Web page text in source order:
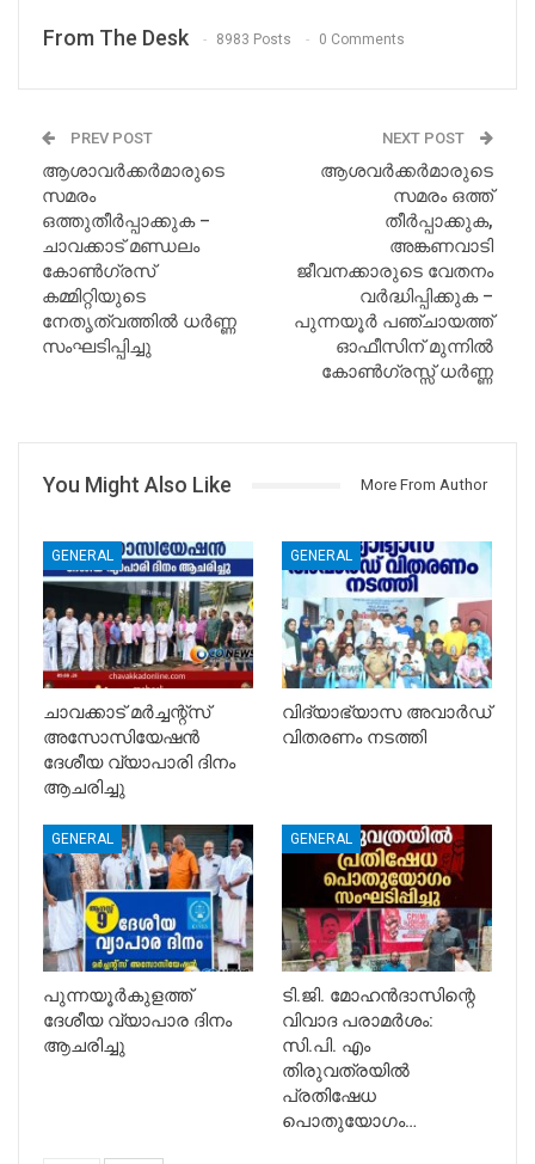
From The Desk 8983 Posts 0 Comments
PREV POST
ആശാവർക്കർമാരുടെ
സമരം
ഒത്തുതീർപ്പാക്കുക –
ചാവക്കാട് മണ്ഡലം
കോൺഗ്രസ്
കമ്മിറ്റിയുടെ
നേതൃത്വത്തിൽ ധർണ്ണ
സംഘടിപ്പിച്ചു
NEXT POST
ആശവർക്കർമാരുടെ
സമരം ഒത്ത്
തീർപ്പാക്കുക,
അങ്കണവാടി
ജീവനക്കാരുടെ വേതനം
വർദ്ധിപ്പിക്കുക –
പുന്നയൂർ പഞ്ചായത്ത്
ഓഫീസിന് മുന്നിൽ
കോൺഗ്രസ്സ് ധർണ്ണ
You Might Also Like More From Author
GENERAL
ചാവക്കാട് മർച്ചന്റ്സ്
അസോസിയേഷൻ
ദേശീയ വ്യാപാരി ദിനം
ആചരിച്ചു
GENERAL
വിദ്യാഭ്യാസ അവാർഡ്
വിതരണം നടത്തി
GENERAL
പുന്നയൂർകുളത്ത്
ദേശീയ വ്യാപാര ദിനം
ആചരിച്ചു
GENERAL
ടി.ജി. മോഹൻദാസിന്റെ
വിവാദ പരാമർശം:
സി.പി. എം
തിരുവത്രയിൽ
പ്രതിഷേധ
പൊതുയോഗം…